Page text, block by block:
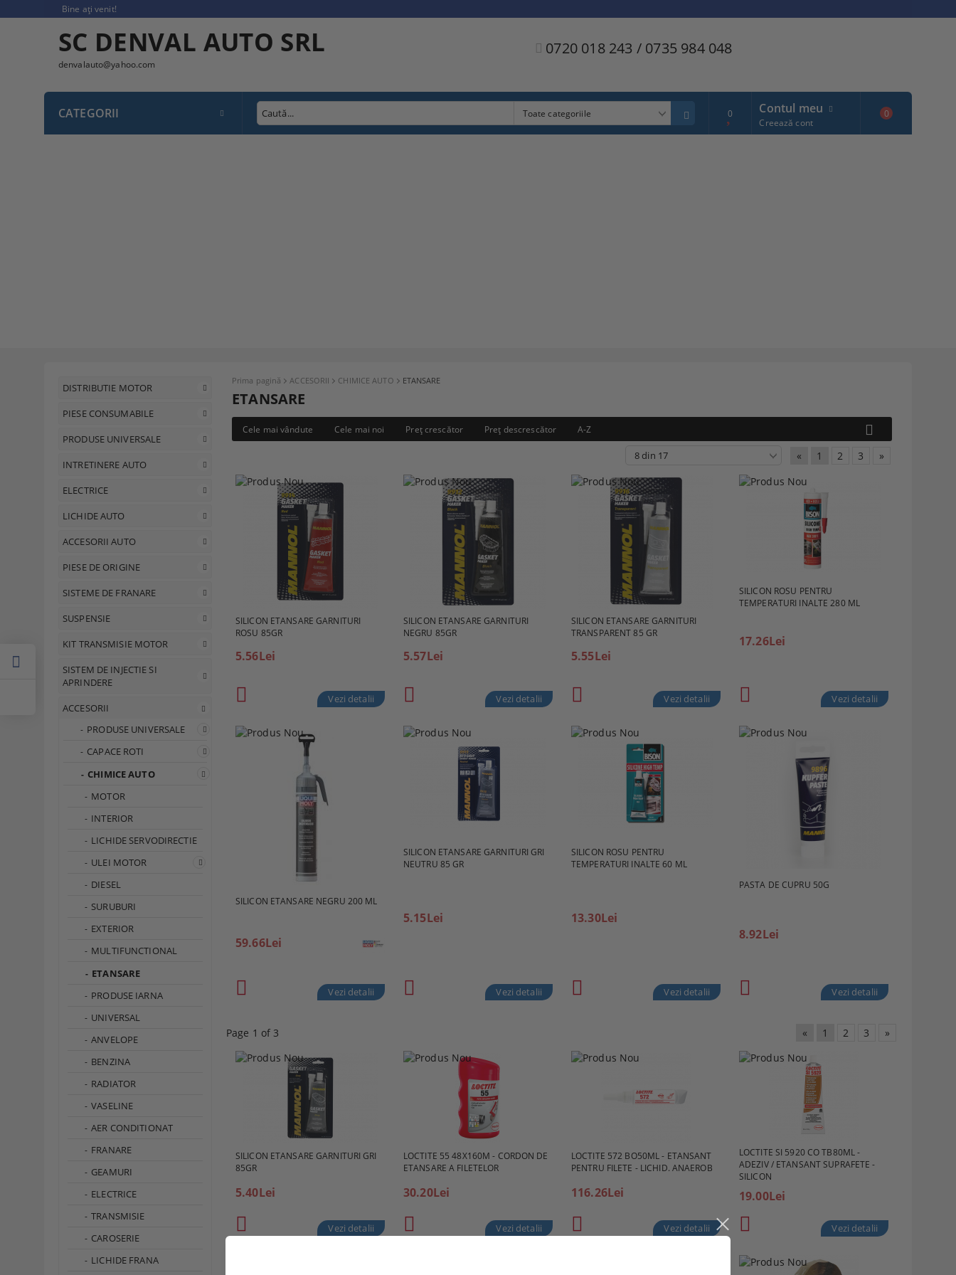
Bine ați venit!
SC DENVAL AUTO SRL
denvalauto@yahoo.com
0720 018 243 / 0735 984 048
CATEGORII 0 Contul meu
Creează cont
0
DISTRIBUTIE MOTOR
PIESE CONSUMABILE
PRODUSE UNIVERSALE
INTRETINERE AUTO
ELECTRICE
LICHIDE AUTO
ACCESORII AUTO
PIESE DE ORIGINE
SISTEME DE FRANARE
SUSPENSIE
KIT TRANSMISIE MOTOR
SISTEM DE INJECTIE SI
APRINDERE
ACCESORII
PRODUSE UNIVERSALE
CAPACE ROTI
CHIMICE AUTO
MOTOR
INTERIOR
LICHIDE SERVODIRECTIE
ULEI MOTOR
DIESEL
SURUBURI
EXTERIOR
MULTIFUNCTIONAL
ETANSARE
PRODUSE IARNA
UNIVERSAL
ANVELOPE
BENZINA
RADIATOR
VASELINE
AER CONDITIONAT
FRANARE
GEAMURI
ELECTRICE
TRANSMISIE
CAROSERIE
LICHIDE FRANA
Prima pagină ACCESORII CHIMICE AUTO ETANSARE
ETANSARE
Cele mai vândute Cele mai noi Preţ crescător Preţ descrescător A-Z
« 1 2 3 »
SILICON ETANSARE GARNITURI
ROSU 85GR
5.56Lei
Vezi detalii
SILICON ETANSARE GARNITURI
NEGRU 85GR
5.57Lei
Vezi detalii
SILICON ETANSARE GARNITURI
TRANSPARENT 85 GR
5.55Lei
Vezi detalii
SILICON ROSU PENTRU
TEMPERATURI INALTE 280 ML
17.26Lei
Vezi detalii
SILICON ETANSARE NEGRU 200 ML
59.66Lei
Vezi detalii
SILICON ETANSARE GARNITURI GRI
NEUTRU 85 GR
5.15Lei
Vezi detalii
SILICON ROSU PENTRU
TEMPERATURI INALTE 60 ML
13.30Lei
Vezi detalii
PASTA DE CUPRU 50G
8.92Lei
Vezi detalii
Page 1 of 3 « 1 2 3 »
SILICON ETANSARE GARNITURI GRI
85GR
5.40Lei
Vezi detalii
LOCTITE 55 48X160M - CORDON DE
ETANSARE A FILETELOR
30.20Lei
Vezi detalii
LOCTITE 572 BO50ML - ETANSANT
PENTRU FILETE - LICHID. ANAEROB
116.26Lei
Vezi detalii
LOCTITE SI 5920 CO TB80ML -
ADEZIV / ETANSANT SUPRAFETE -
SILICON
19.00Lei
Vezi detalii